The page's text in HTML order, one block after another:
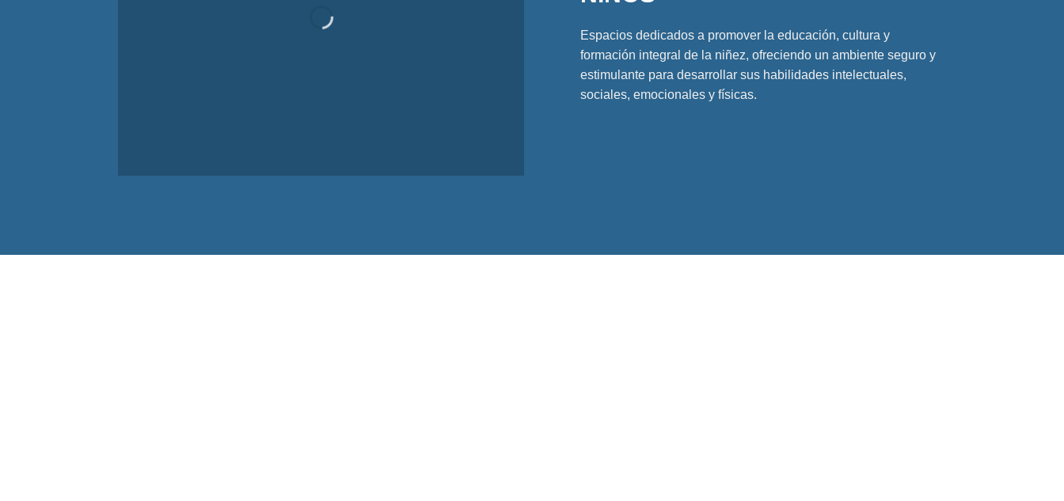
Espacios dedicados a promover la educación, cultura y
formación integral de la niñez, ofreciendo un ambiente seguro y
estimulante para desarrollar sus habilidades intelectuales,
sociales, emocionales y físicas.